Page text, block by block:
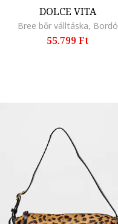
DOLCE VITA
Bree bőr válltáska, Bordó
55.799 Ft